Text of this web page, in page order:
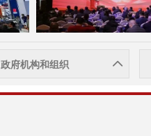
政府机构和组织